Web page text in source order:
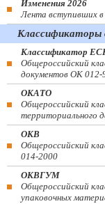
Изменения 2026
Лента вступивших в
Классификаторы
Классификатор
Общероссийский
документов ОК 012-
ОКАТО
Общероссийский
территориального
ОКВ
Общероссийский
014-2000
ОКВГУМ
Общероссийский
упаковочных